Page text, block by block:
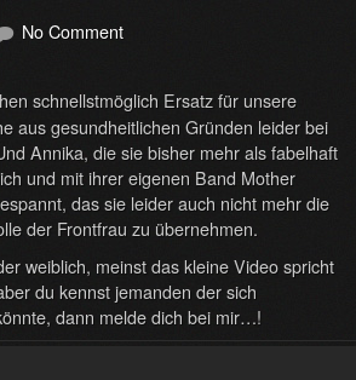
No Comment
schnellstmöglich Ersatz für unsere
aus gesundheitlichen Gründen leider bei
Annika, die sie bisher mehr als fabelhaft
und mit ihrer eigenen Band Mother
das sie leider auch nicht mehr die
der Frontfrau zu übernehmen.
weiblich, meinst das kleine Video spricht
du kennst jemanden der sich
dann melde dich bei mir…!